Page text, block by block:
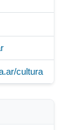
cultura